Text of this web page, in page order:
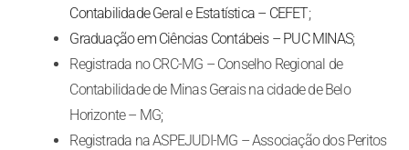
Contabilidade Geral e Estatística – CEFET;
Graduação em Ciências Contábeis – PUC MINAS;
Registrada no CRC-MG – Conselho Regional de
Contabilidade de Minas Gerais na cidade de Belo
Horizonte – MG;
Registrada na ASPEJUDI-MG – Associação dos Peritos